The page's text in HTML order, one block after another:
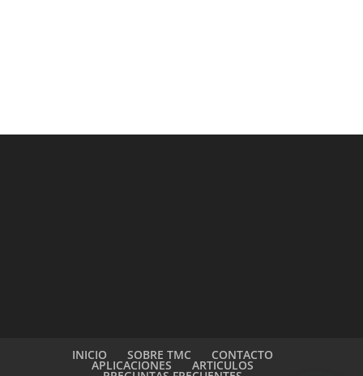
INICIO SOBRE TMC CONTACTO
APLICACIONES ARTICULOS